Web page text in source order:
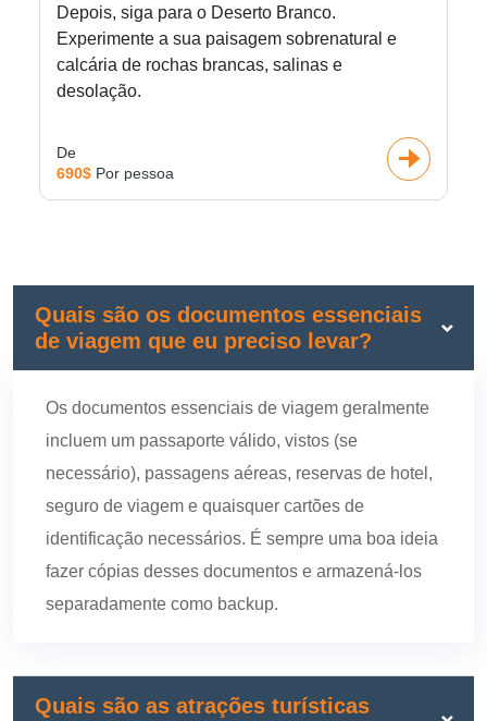
Depois, siga para o Deserto Branco.
Experimente a sua paisagem sobrenatural e
calcária de rochas brancas, salinas e
desolação.
De
690$ Por pessoa
Quais são os documentos essenciais
de viagem que eu preciso levar?
Os documentos essenciais de viagem geralmente
incluem um passaporte válido, vistos (se
necessário), passagens aéreas, reservas de hotel,
seguro de viagem e quaisquer cartões de
identificação necessários. É sempre uma boa ideia
fazer cópias desses documentos e armazená-los
separadamente como backup.
Quais são as atrações turísticas